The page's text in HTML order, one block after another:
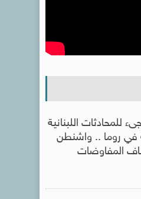
للمحادثات اللبنانية
في روما .. واشنطن
المفاوضات